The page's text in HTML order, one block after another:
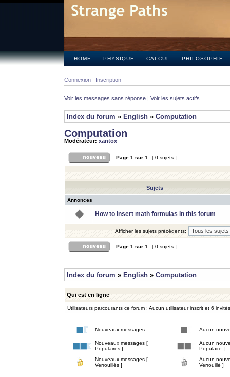
HOME PHYSIQUE CALCUL PHILOSOPHIE
Connexion Inscription
Voir les messages sans réponse | Voir les sujets actifs
Index du forum » English » Computation
Computation
Modérateur: xantox
Page 1 sur 1 [ 0 sujets ]
Sujets
Annonces
How to insert math formulas in this forum
Afficher les sujets précédents:
Page 1 sur 1 [ 0 sujets ]
Index du forum » English » Computation
Qui est en ligne
Utilisateurs parcourants ce forum : Aucun utilisateur inscrit et 6 invités
Nouveaux messages Aucun
Nouveaux messages [
Populaires ]
Aucun
Populaire ]
Nouveaux messages [
Verrouillés ]
Aucun
Verrouillé ]